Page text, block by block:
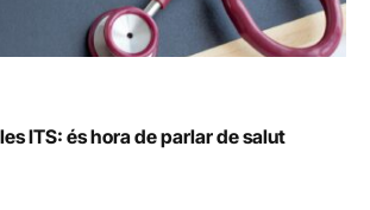
ITS: és hora de parlar de salut